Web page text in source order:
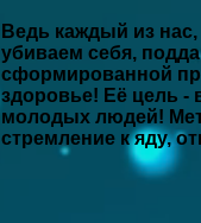
Ведь каждый из
убиваем себя,
сформированной
здоровье! Её цель -
молодых людей!
стремление к яду,